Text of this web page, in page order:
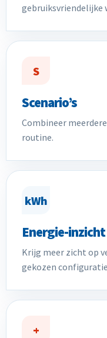
gebruiksvriendelijke
S
Scenario’s
Combineer
routine.
kWh
Energie-inzicht
Krijg meer zicht op
gekozen
+